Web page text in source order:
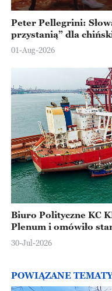
Peter Pellegrini:
przystanią” dla
Europejskiej
01-Aug-2026
Biuro Polityczne KC
Plenum i omówiło
30-Jul-2026
POWIĄZANE